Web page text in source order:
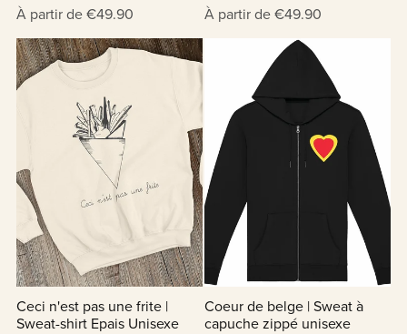
À partir de €49.90
À partir de €49.90
Ceci n'est pas une frite |
Sweat-shirt Epais Unisexe
Coeur de belge | Sweat à
capuche zippé unisexe